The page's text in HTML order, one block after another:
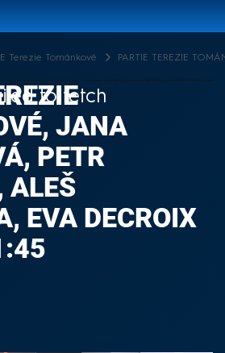
Terezie Tománkové PARTIE TEREZIE
to fetch
JANA
PETR
ALEŠ
EVA DECROIX